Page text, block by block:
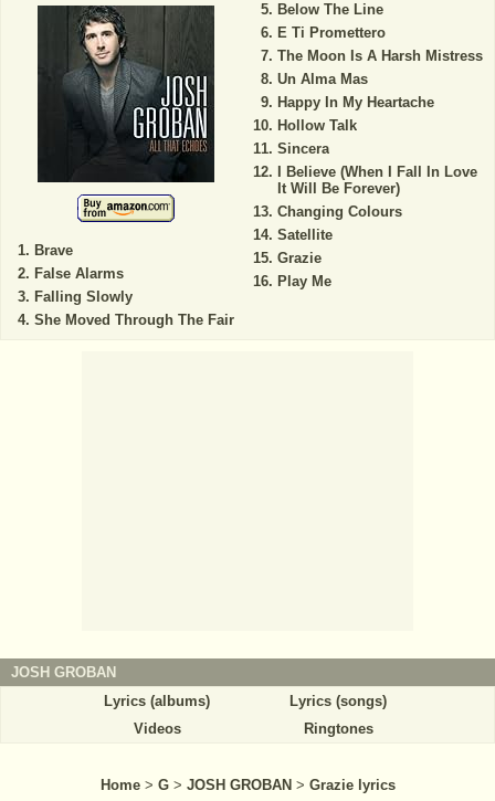
Brave
False Alarms
Falling Slowly
She Moved Through The Fair
Below The Line
E Ti Promettero
The Moon Is A Harsh Mistress
Un Alma Mas
Happy In My Heartache
Hollow Talk
Sincera
I Believe (When I Fall In Love
It Will Be Forever)
Changing Colours
Satellite
Grazie
Play Me
JOSH GROBAN
Lyrics (albums)
Lyrics (songs)
Videos
Ringtones
Home > G > JOSH GROBAN > Grazie lyrics